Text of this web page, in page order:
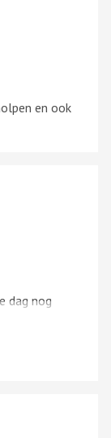
en ook
dag nog